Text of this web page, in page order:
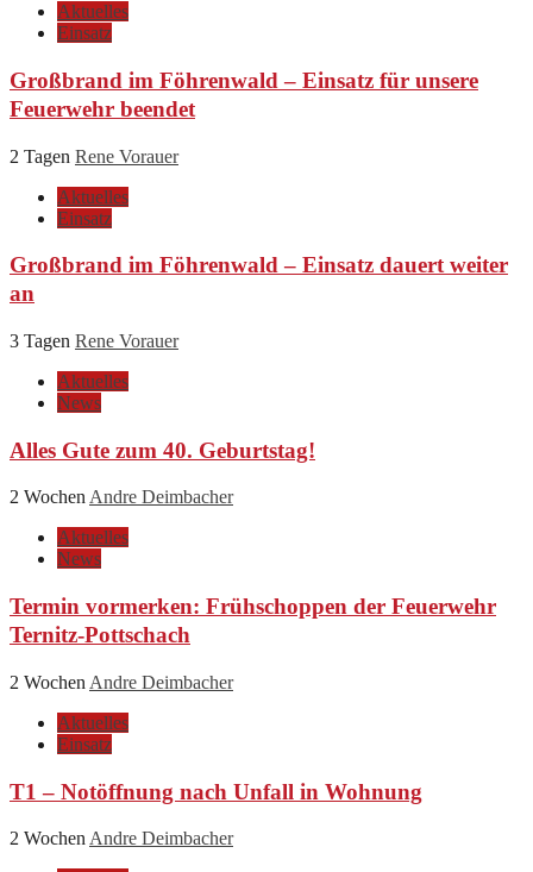
Aktuelles
Einsatz
Großbrand im Föhrenwald – Einsatz für unsere
Feuerwehr beendet
2 Tagen Rene Vorauer
Aktuelles
Einsatz
Großbrand im Föhrenwald – Einsatz dauert weiter
an
3 Tagen Rene Vorauer
Aktuelles
News
Alles Gute zum 40. Geburtstag!
2 Wochen Andre Deimbacher
Aktuelles
News
Termin vormerken: Frühschoppen der Feuerwehr
Ternitz-Pottschach
2 Wochen Andre Deimbacher
Aktuelles
Einsatz
T1 – Notöffnung nach Unfall in Wohnung
2 Wochen Andre Deimbacher